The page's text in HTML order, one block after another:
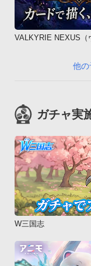
VALKYRIE NEXUS（
他の
ガチャ実
W三国志